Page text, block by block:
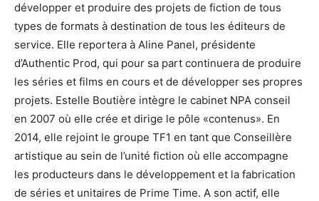
développer et produire des projets de fiction de tous
types de formats à destination de tous les éditeurs de
service. Elle reportera à Aline Panel, présidente
d’Authentic Prod, qui pour sa part continuera de produire
les séries et films en cours et de développer ses propres
projets. Estelle Boutière intègre le cabinet NPA conseil
en 2007 où elle crée et dirige le pôle «contenus». En
2014, elle rejoint le groupe TF1 en tant que Conseillère
artistique au sein de l’unité fiction où elle accompagne
les producteurs dans le développement et la fabrication
de séries et unitaires de Prime Time. A son actif, elle